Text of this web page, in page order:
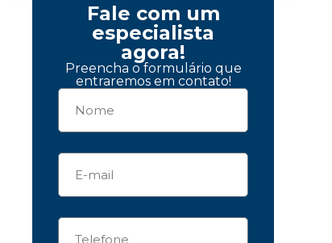
Fale com um
especialista
agora!
Preencha o formulário que
entraremos em contato!